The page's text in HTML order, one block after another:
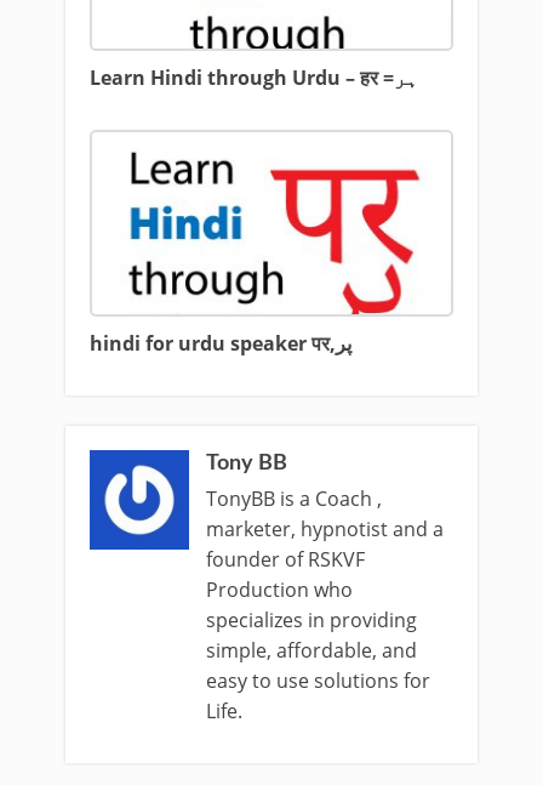
Learn Hindi through Urdu – हर =ہر
hindi for urdu speaker पर,پر
Tony BB
TonyBB is a Coach ,
marketer, hypnotist and a
founder of RSKVF
Production who
specializes in providing
simple, affordable, and
easy to use solutions for
Life.